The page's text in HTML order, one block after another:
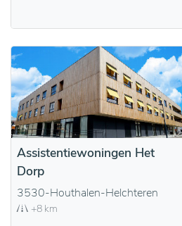
Assistentiewoningen Het
Dorp
3530-Houthalen-Helchteren
+8 km